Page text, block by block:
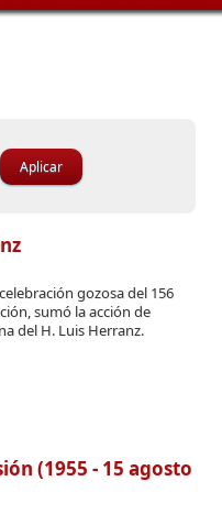
gozosa del 156
sumó la acción de
del H. Luis Herranz.
(1955 - 15 agosto